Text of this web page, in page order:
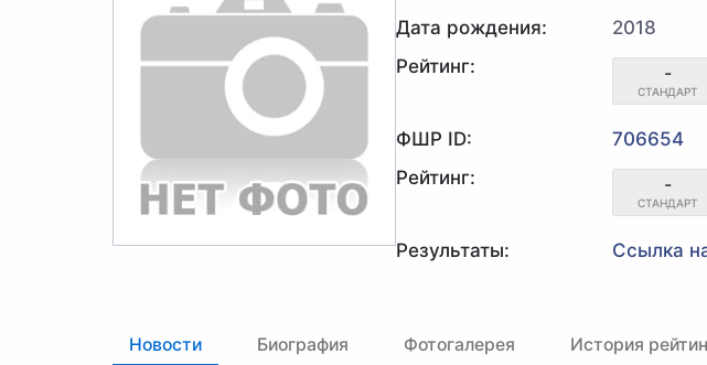
Дата рождения:
2018
Рейтинг:
-
СТАНДАРТ
ФШР ID:
706654
Рейтинг:
-
СТАНДАРТ
Результаты: Ссылка
Новости Биография Фотогалерея История